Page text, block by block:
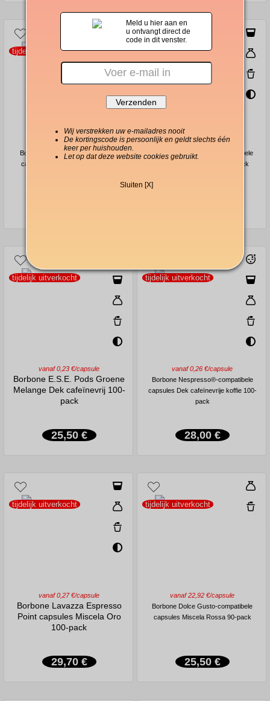
tijdelijk uitverkocht
vanaf 0,22 €/capsule
Borbone Lavazza Espresso Point
capsules Miscela Nera 100-pack
tijdelijk uitverkocht
vanaf 0,25 €/capsule
Borbone Nespresso®-compatibele
capsules Miscela Oro 100-pack
tijdelijk uitverkocht
vanaf 0,23 €/capsule
Borbone E.S.E. Pods Groene
Melange Dek cafeïnevrij 100-
pack
25,50 €
tijdelijk uitverkocht
vanaf 0,26 €/capsule
Borbone Nespresso®-compatibele
capsules Dek cafeïnevrije koffie 100-
pack
28,00 €
tijdelijk uitverkocht
vanaf 0,27 €/capsule
Borbone Lavazza Espresso
Point capsules Miscela Oro
100-pack
29,70 €
tijdelijk uitverkocht
vanaf 22,92 €/capsule
Borbone Dolce Gusto-compatibele
capsules Miscela Rossa 90-pack
25,50 €
Meld u hier aan en
u ontvangt direct de
code in dit venster.
Wij verstrekken uw e-mailadres nooit
De kortingscode is persoonlijk en geldt slechts één
keer per huishouden.
Let op dat deze website cookies gebruikt.
Sluiten [X]